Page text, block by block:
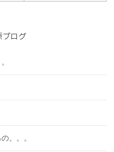
ログ
。。。